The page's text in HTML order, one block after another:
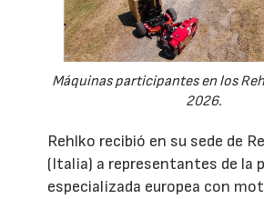
Máquinas participantes en los
2026.
Rehlko recibió en su sede de
(Italia) a representantes de la
especializada europea con